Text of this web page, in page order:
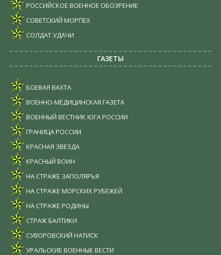
РОССИЙСКОЕ ВОЕННОЕ ОБОЗРЕНИЕ
СОВЕТСКИЙ МОРПЕХ
СОЛДАТ УДАЧИ
ГАЗЕТЫ
БОЕВАЯ ВАХТА
ВОЕННО-МЕДИЦИНСКАЯ ГАЗЕТА
ВОЕННЫЙ ВЕСТНИК ЮГА РОССИИ
ГРАНИЦА РОССИИ
КРАСНАЯ ЗВЕЗДА
КРАСНЫЙ ВОИН
НА СТРАЖЕ ЗАПОЛЯРЬЯ
НА СТРАЖЕ МОРСКИХ РУБЕЖЕЙ
НА СТРАЖЕ РОДИНЫ
СТРАЖ БАЛТИКИ
СУВОРОВСКИЙ НАТИСК
УРАЛЬСКИЕ ВОЕННЫЕ ВЕСТИ